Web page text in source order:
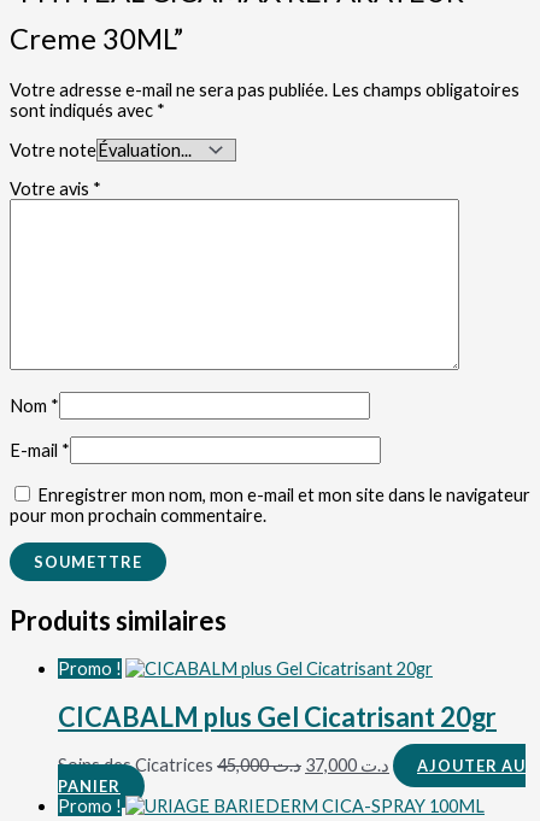
Creme 30ML”
Votre adresse e-mail ne sera pas publiée. Les champs obligatoires
sont indiqués avec *
Votre note
Votre avis *
Nom *
E-mail *
Enregistrer mon nom, mon e-mail et mon site dans le navigateur
pour mon prochain commentaire.
Produits similaires
Promo !
CICABALM plus Gel Cicatrisant 20gr
Soins des Cicatrices د.ت45,000 د.ت
AJOUTER AU
PANIER
Promo !